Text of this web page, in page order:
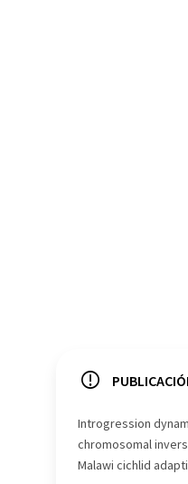
Introgression
chromosomal
Malawi cichlid